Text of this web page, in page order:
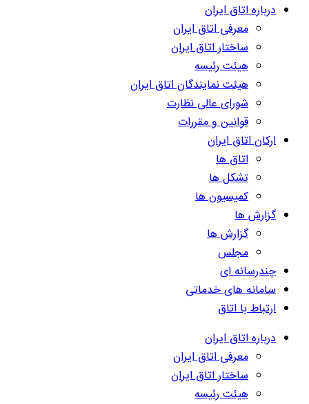
درباره اتاق ایران
معرفی اتاق ایران
ساختار اتاق ایران
هیئت رئیسه
هیئت نمایندگان اتاق ایران
شورای عالی نظارت
قوانین و مقررات
ارکان اتاق ایران
اتاق ها
تشکل ها
کمیسیون ها
گزارش ها
گزارش ها
مجلس
چندرسانه ای
سامانه های خدماتی
ارتباط با اتاق
درباره اتاق ایران
معرفی اتاق ایران
ساختار اتاق ایران
هیئت رئیسه